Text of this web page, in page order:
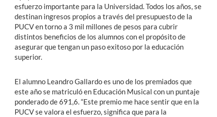
esfuerzo importante para la Universidad. Todos los años, se
destinan ingresos propios a través del presupuesto de la
PUCV en torno a 3 mil millones de pesos para cubrir
distintos beneficios de los alumnos con el propósito de
asegurar que tengan un paso exitoso por la educación
superior.
El alumno Leandro Gallardo es uno de los premiados que
este año se matriculó en Educación Musical con un puntaje
ponderado de 691,6. “Este premio me hace sentir que en la
PUCV se valora el esfuerzo, significa que para la